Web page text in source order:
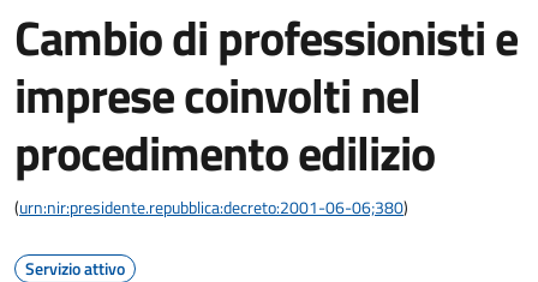
Cambio di professionisti e
imprese coinvolti nel
procedimento edilizio
(urn:nir:presidente.repubblica:decreto:2001-06-06;380)
Servizio attivo